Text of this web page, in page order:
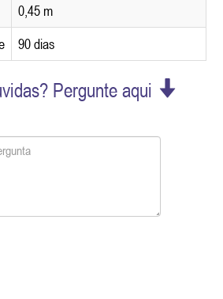
0,45 m
90 dias
Pergunte aqui